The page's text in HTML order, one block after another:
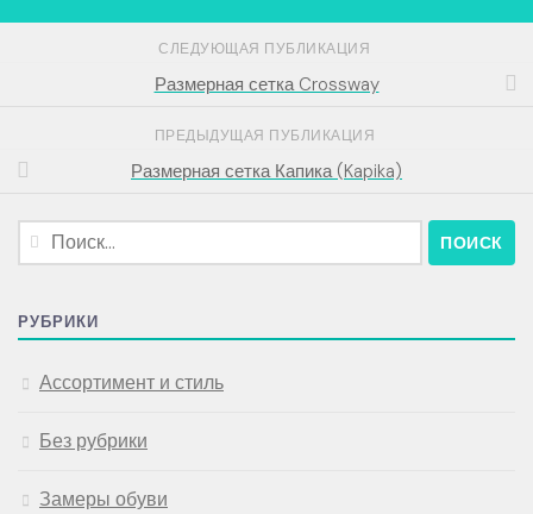
СЛЕДУЮЩАЯ ПУБЛИКАЦИЯ
Размерная сетка Crossway
ПРЕДЫДУЩАЯ ПУБЛИКАЦИЯ
Размерная сетка Капика (Kapika)
Найти:
РУБРИКИ
Ассортимент и стиль
Без рубрики
Замеры обуви